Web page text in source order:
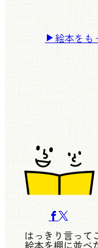
絵本をも
はっきり言って